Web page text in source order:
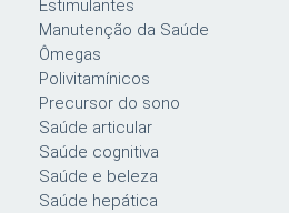
Estimulantes
Manutenção da Saúde
Ômegas
Polivitamínicos
Precursor do sono
Saúde articular
Saúde cognitiva
Saúde e beleza
Saúde hepática